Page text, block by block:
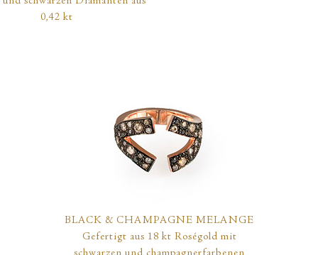
0,42 kt
BLACK & CHAMPAGNE MELANGE
Gefertigt aus 18 kt Roségold mit